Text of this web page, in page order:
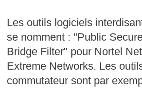
Les outils logiciels
se nomment : "Public
Bridge Filter" pour Nortel
Extreme Networks. Les
commutateur sont par